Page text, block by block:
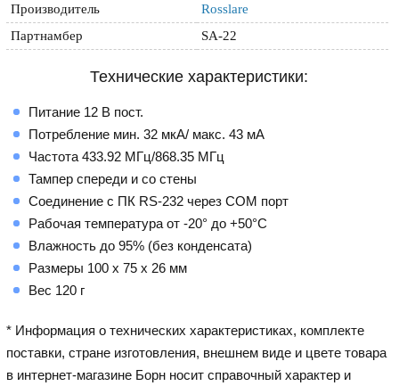
Производитель
Rosslare
Партнамбер
SA-22
Технические характеристики:
Питание 12 В пост.
Потребление мин. 32 мкА/ макс. 43 мА
Частота 433.92 МГц/868.35 МГц
Тампер спереди и со стены
Соединение с ПК RS-232 через СОМ порт
Рабочая температура от -20° до +50°С
Влажность до 95% (без конденсата)
Размеры 100 х 75 х 26 мм
Вес 120 г
* Информация о технических характеристиках, комплекте
поставки, стране изготовления, внешнем виде и цвете товара
в интернет-магазине Борн носит справочный характер и